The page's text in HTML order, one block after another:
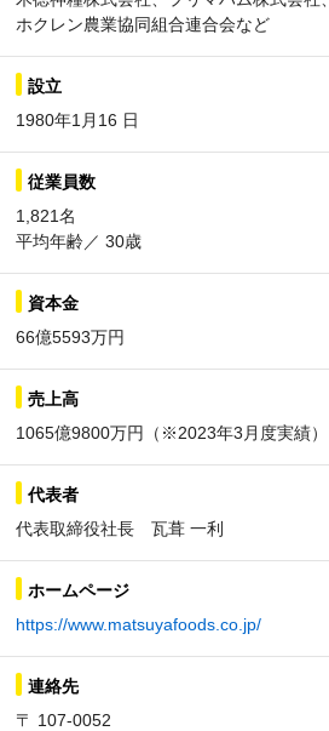
ホクレン農業協同組合連合会など
設立
1980年1月16 日
従業員数
1,821名
平均年齢／ 30歳
資本金
66億5593万円
売上高
1065億9800万円（※2023年3月度実績）
代表者
代表取締役社長 瓦葺 一利
ホームページ
https://www.matsuyafoods.co.jp/
連絡先
〒 107-0052